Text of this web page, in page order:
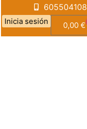
605504108
Inicia sesión 0,00 €